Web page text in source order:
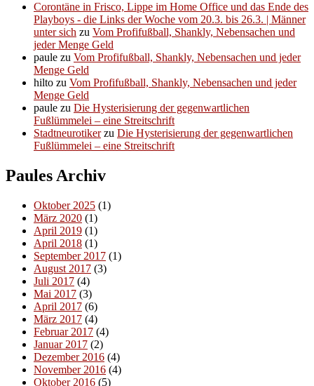
Corontäne in Frisco, Lippe im Home Office und das Ende des
Playboys - die Links der Woche vom 20.3. bis 26.3. | Männer
unter sich zu Vom Profifußball, Shankly, Nebensachen und
jeder Menge Geld
paule zu Vom Profifußball, Shankly, Nebensachen und jeder
Menge Geld
hilto zu Vom Profifußball, Shankly, Nebensachen und jeder
Menge Geld
paule zu Die Hysterisierung der gegenwartlichen
Fußlümmelei – eine Streitschrift
Stadtneurotikerzu Die Hysterisierung der gegenwartlichen
Fußlümmelei – eine Streitschrift
Paules Archiv
Oktober 2025 (1)
März 2020 (1)
April 2019 (1)
April 2018 (1)
September 2017 (1)
August 2017 (3)
Juli 2017 (4)
Mai 2017 (3)
April 2017 (6)
März 2017 (4)
Februar 2017 (4)
Januar 2017 (2)
Dezember 2016 (4)
November 2016 (4)
Oktober 2016 (5)